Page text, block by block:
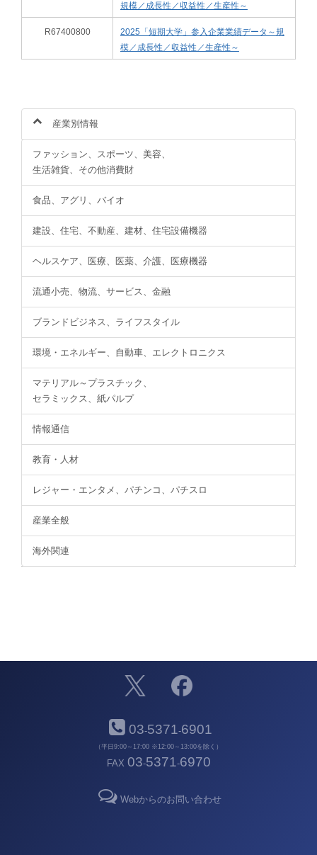
規模／成長性／収益性／生産性～
R67400800
2025「短期大学」参入企業業績データ～規
模／成長性／収益性／生産性～
産業別情報
ファッション、スポーツ、美容、
生活雑貨、その他消費財
食品、アグリ、バイオ
建設、住宅、不動産、建材、住宅設備機器
ヘルスケア、医療、医薬、介護、医療機器
流通小売、物流、サービス、金融
ブランドビジネス、ライフスタイル
環境・エネルギー、自動車、エレクトロニクス
マテリアル～プラスチック、
セラミックス、紙パルプ
情報通信
教育・人材
レジャー・エンタメ、パチンコ、パチスロ
産業全般
海外関連
03-5371-6901
（平日9:00～17:00 ※12:00～13:00を除く）
FAX 03-5371-6970
Webからのお問い合わせ